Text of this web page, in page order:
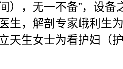
），无一不备”，设备
生，解剖专家峨利生
天生女士为看护妇（